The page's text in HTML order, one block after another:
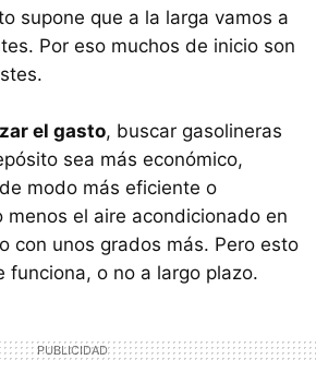
supone que a la larga vamos a
Por eso muchos de inicio son
el gasto, buscar gasolineras
sea más económico,
modo más eficiente o
menos el aire acondicionado en
con unos grados más. Pero esto
funciona, o no a largo plazo.